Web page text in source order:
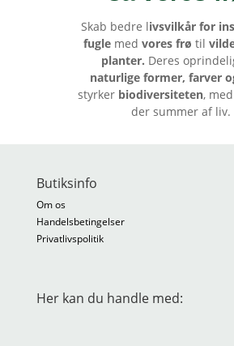
Skab bedre livsvilkår for
fuglemed vores frø til
planter. Deres
naturlige former, farver
styrker biodiversiteten,
der summer af liv.
Butiksinfo
Om os
Handelsbetingelser
Privatlivspolitik
Her kan du handle med: